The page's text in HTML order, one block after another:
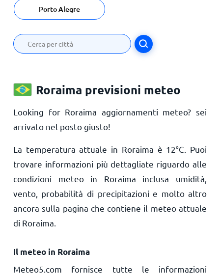
Porto Alegre
Roraima previsioni meteo
Looking for Roraima aggiornamenti meteo? sei
arrivato nel posto giusto!
La temperatura attuale in Roraima è 12°C . Puoi
trovare informazioni più dettagliate riguardo alle
condizioni meteo in Roraima inclusa umidità,
vento, probabilità di precipitazioni e molto altro
ancora sulla pagina che contiene il meteo attuale
di Roraima.
Il meteo in Roraima
Meteo5.com fornisce tutte le informazioni